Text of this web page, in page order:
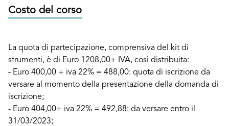
Costo del corso
La quota di partecipazione, comprensiva del kit di
strumenti, è di Euro 1208,00+ IVA, così distribuita:
- Euro 400,00 + iva 22% = 488,00: quota di iscrizione da
versare al momento della presentazione della domanda di
iscrizione;
- Euro 404,00+ iva 22% = 492,88: da versare entro il
31/03/2023;